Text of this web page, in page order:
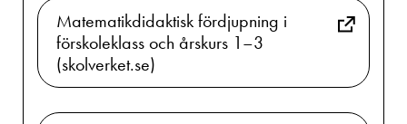
Matematikdidaktisk fördjupning i
förskoleklass och årskurs 1–3
(skolverket.se)